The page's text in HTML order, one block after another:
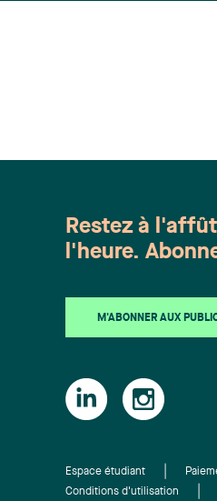
Restez à
l'heure.
M'ABONNER AUX
Espace étudiant
Conditions d'utilisation